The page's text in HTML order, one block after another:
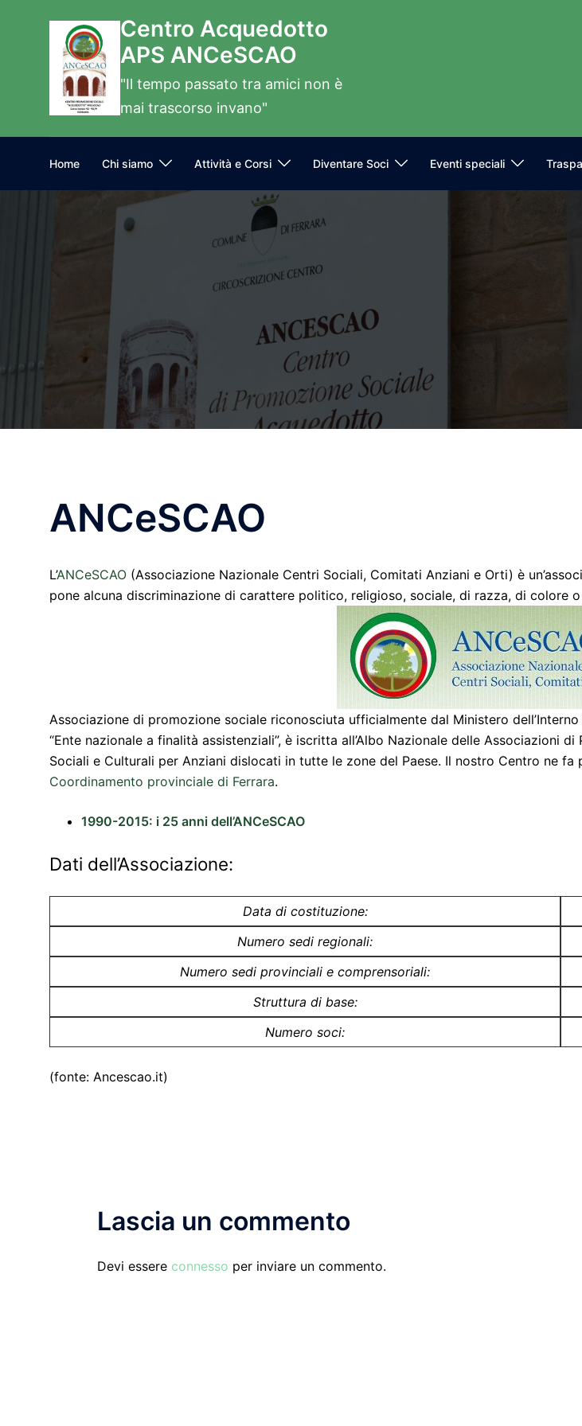
Centro Acquedotto
APS ANCeSCAO
"Il tempo passato tra amici non è
mai trascorso invano"
Home Chi siamo Attività e Corsi Diventare Soci Eventi speciali
ANCeSCAO
L’ANCeSCAO (Associazione Nazionale Centri Sociali, Comitati Anziani e Orti) è
pone alcuna discriminazione di carattere politico, religioso, sociale, di razza, di colore
Associazione di promozione sociale riconosciuta ufficialmente dal Ministero
“Ente nazionale a finalità assistenziali”, è iscritta all’Albo Nazionale delle Associazioni
Sociali e Culturali per Anziani dislocati in tutte le zone del Paese. Il nostro Centro ne
Coordinamento provinciale di Ferrara.
1990-2015: i 25 anni dell’ANCeSCAO
Dati dell’Associazione:
Data di costituzione:
Numero sedi regionali:
Numero sedi provinciali e comprensoriali:
Struttura di base:
Numero soci:
(fonte: Ancescao.it)
Lascia un commento
Devi essere connesso per inviare un commento.